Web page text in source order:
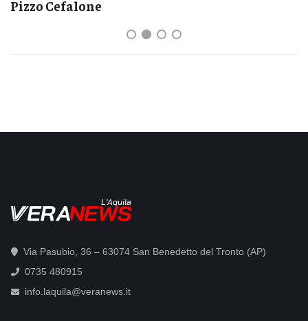
Pizzo Cefalone
L'Aquila
Via Pasubio, 36 – 63074 San Benedetto del Tronto (AP)
0735 480915
info.laquila@veranews.it